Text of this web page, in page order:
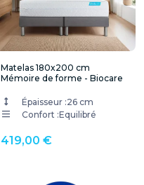
Matelas 180x200 cm
Mémoire de forme - Biocare
Épaisseur :26 cm
Confort :Equilibré
419,00 €